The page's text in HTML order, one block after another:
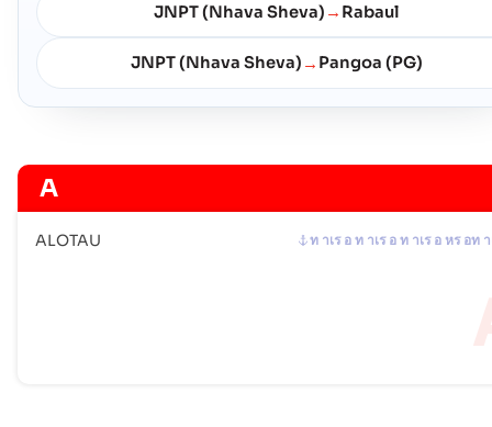
JNPT (Nhava Sheva) → Rabaul
JNPT (Nhava Sheva) → Pangoa (PG)
A
ALOTAU ท าเร อ ท าเร อ ท าเร อ หร อท า